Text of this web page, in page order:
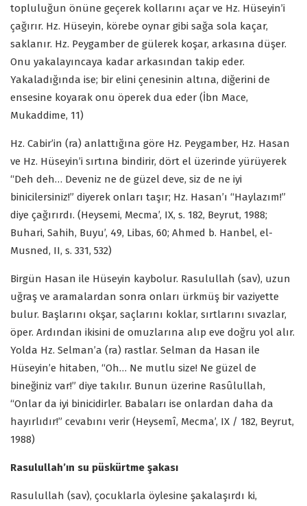
topluluğun önüne geçerek kollarını açar ve Hz. Hüseyin’i
çağırır. Hz. Hüseyin, körebe oynar gibi sağa sola kaçar,
saklanır. Hz. Peygamber de gülerek koşar, arkasına düşer.
Onu yakalayıncaya kadar arkasından takip eder.
Yakaladığında ise; bir elini çenesinin altına, diğerini de
ensesine koyarak onu öperek dua eder (İbn Mace,
Mukaddime, 11)
Hz. Cabir’in (ra) anlattığına göre Hz. Peygamber, Hz. Hasan
ve Hz. Hüseyin’i sırtına bindirir, dört el üzerinde yürüyerek
“Deh deh… Deveniz ne de güzel deve, siz de ne iyi
binicilersiniz!” diyerek onları taşır; Hz. Hasan’ı “Haylazım!”
diye çağırırdı. (Heysemi, Mecma’, IX, s. 182, Beyrut, 1988;
Buhari, Sahih, Buyu’, 49, Libas, 60; Ahmed b. Hanbel, el-
Musned, II, s. 331, 532)
Birgün Hasan ile Hüseyin kaybolur. Rasulullah (sav), uzun
uğraş ve aramalardan sonra onları ürkmüş bir vaziyette
bulur. Başlarını okşar, saçlarını koklar, sırtlarını sıvazlar,
öper. Ardından ikisini de omuzlarına alıp eve doğru yol alır.
Yolda Hz. Selman’a (ra) rastlar. Selman da Hasan ile
Hüseyin’e hitaben, “Oh… Ne mutlu size! Ne güzel de
bineğiniz var!” diye takılır. Bunun üzerine Rasûlullah,
“Onlar da iyi binicidirler. Babaları ise onlardan daha da
hayırlıdır!” cevabını verir (Heysemî, Mecma’, IX / 182, Beyrut,
1988)
Rasulullah’ın su püskürtme şakası
Rasulullah (sav), çocuklarla öylesine şakalaşırdı ki,